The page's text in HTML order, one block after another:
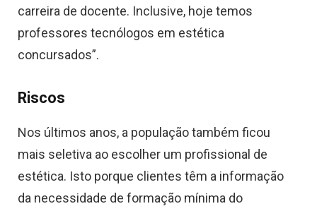
carreira de docente. Inclusive, hoje temos
professores tecnólogos em estética
concursados”.
Riscos
Nos últimos anos, a população também ficou
mais seletiva ao escolher um profissional de
estética. Isto porque clientes têm a informação
da necessidade de formação mínima do